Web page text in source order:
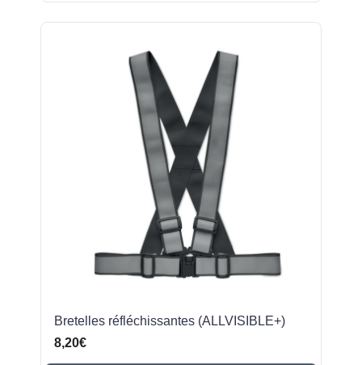
Bretelles réfléchissantes (ALLVISIBLE+)
8,20€